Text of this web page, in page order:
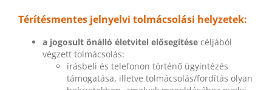
Térítésmentes jelnyelvi tolmácsolási helyzetek:
a jogosult önálló életvitel elősegítése céljából
végzett tolmácsolás:
írásbeli és telefonon történő ügyintézés
támogatása, illetve tolmácsolás/fordítás olyan